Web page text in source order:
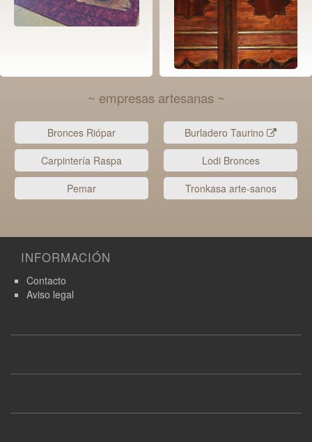
~ empresas artesanas ~
Bronces Riópar
Burladero Taurino
Carpintería Raspa
Lodi Bronces
Pemar
Tronkasa arte-sanos
INFORMACIÓN
Contacto
Aviso legal